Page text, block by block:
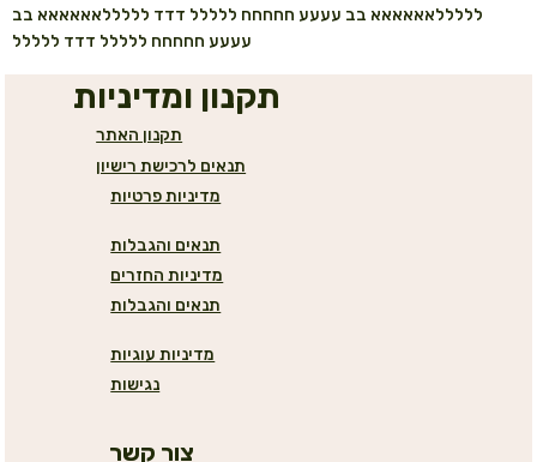
לללללאאאאאא בב עעעע חחחחח ללללל דדד לללללאאאאאא בב
עעעע חחחחח ללללל דדד ללללל
תקנון ומדיניות
תקנון האתר
תנאים לרכישת רישיון
מדיניות פרטיות
תנאים והגבלות
מדיניות החזרים
מדיניות עוגיות
נגישות
תנאים והגבלות
צור קשר